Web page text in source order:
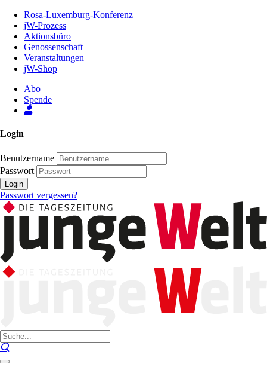
Inhalt
Seite
Rosa-Luxemburg-Konferenz
jW-Prozess
Aktionsbüro
Genossenschaft
Veranstaltungen
jW-Shop
Abo
Spende
Login
Benutzername
Passwort
Login
Passwort vergessen?